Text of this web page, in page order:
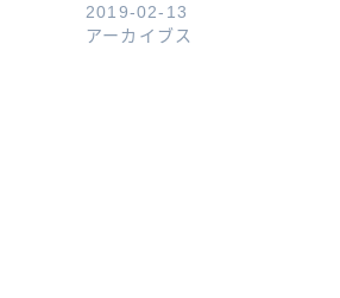
2019-02-13
アーカイブス